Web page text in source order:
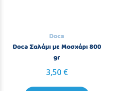
Doca
Doca Σαλάμι με Μοσχάρι 800
gr
3,50 €